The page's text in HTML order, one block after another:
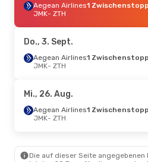
Aegean Airlines
1 Zwischenstopp
Aegean Airlines
1 Zwischenstopp
ZTH- JMK
Sky Express
JMK- ZTH
Aegean Airlines
1 Zwischenstopp
Fr., 21. Aug.- So., 23. Aug.
Aegean Airlines1 Zwischenstopp
JMK- ZTH
Do., 3. Sept.
Aegean Airlines1 Zwischenstopp
JMK- ZTH
Mi., 26. Aug.
Aegean Airlines1 Zwischenstopp
JMK- ZTH
Die auf dieser Seite